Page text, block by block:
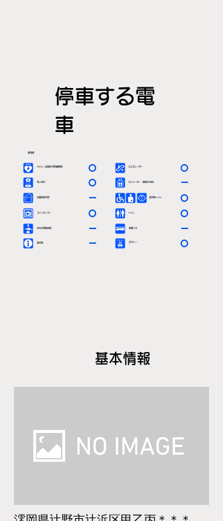
停車する電
車
駅情報
ＡＥＤ（自動体外除細動器）
有人窓口
定期券発売所
エスカレーター
エレベーター（車椅子対応）
多目的トイレ
〇
〇
－
〇
－
〇
コインロッカー トイレ
〇 〇
お忘れ物取扱所 －
案内所 － タクシー 〇
路線バス －
基本情報